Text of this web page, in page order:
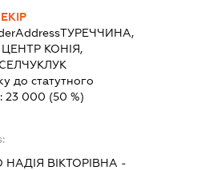
ТУРЕЧЧИНА,
КОНІЯ,
до статутного
23 000 (50 %)
ВІКТОРІВНА -